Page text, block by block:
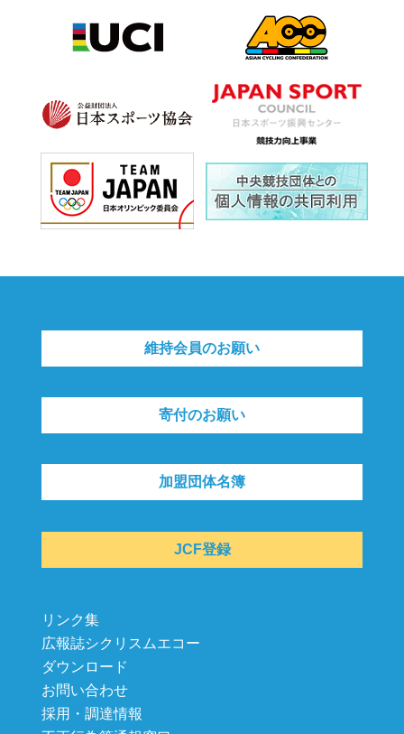
維持会員のお願い
寄付のお願い
加盟団体名簿
JCF登録
リンク集
広報誌シクリスムエコー
ダウンロード
お問い合わせ
採用・調達情報